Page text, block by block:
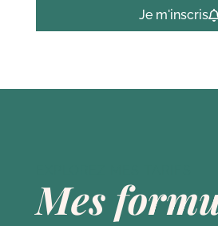
Je m'inscris
Mes